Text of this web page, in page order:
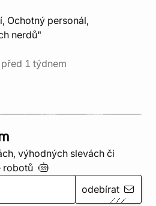
Ochotný personál,
nerdů"
1 týdnem
výhodných slevách či
robotů
odebírat